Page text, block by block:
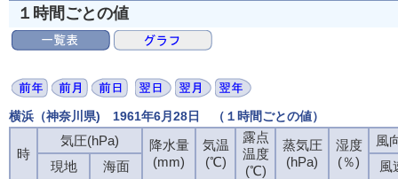
１時間ごとの値
横浜（神奈川県) 1961年6月28日 （１時間ごとの値）
時
気圧(hPa)
降水量
(mm)
気温
(℃)
露点
温度
(℃)
蒸気圧
(hPa)
湿度
(％)
風
現地
海面
風